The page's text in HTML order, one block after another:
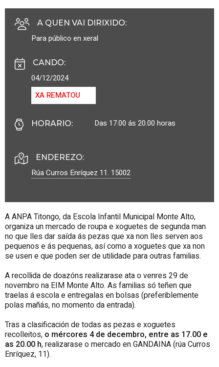
A QUEN VAI DIRIXIDO:
Para público en xeral
CANDO:
04/12/2024
XA REMATOU
HORARIO: Das 17.00 ás 20.00 horas
ENDEREZO:
Rúa Curros Enríquez 11. 15002
A ANPA Titongo, da Escola Infantil Municipal Monte Alto,
organiza un mercado de roupa e xoguetes de segunda man
no que lles dar saída ás pezas que xa non lles serven aos
pequenos e ás pequenas, así como a xoguetes que xa non
se usen e que poden ser de utilidade para outras familias.
A recollida de doazóns realizarase ata o venres 29 de
novembro na EIM Monte Alto. As familias só teñen que
traelas á escola e entregalas en bolsas (preferiblemente
polas mañás, no momento da entrada).
Tras a clasificación de todas as pezas e xoguetes
recolleitos, o mércores 4 de decembro, entre as 17.00 e
as 20.00 h, realizarase o mercado en GANDAINA (rúa Curros
Enríquez, 11).